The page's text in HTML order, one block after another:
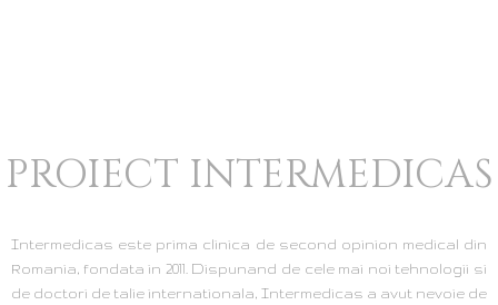
PROIECT INTERMEDICAS
Intermedicas este prima clinica de second opinion medical din
Romania, fondata in 2011. Dispunand de cele mai noi tehnologii si
de doctori de talie internationala, Intermedicas a avut nevoie de